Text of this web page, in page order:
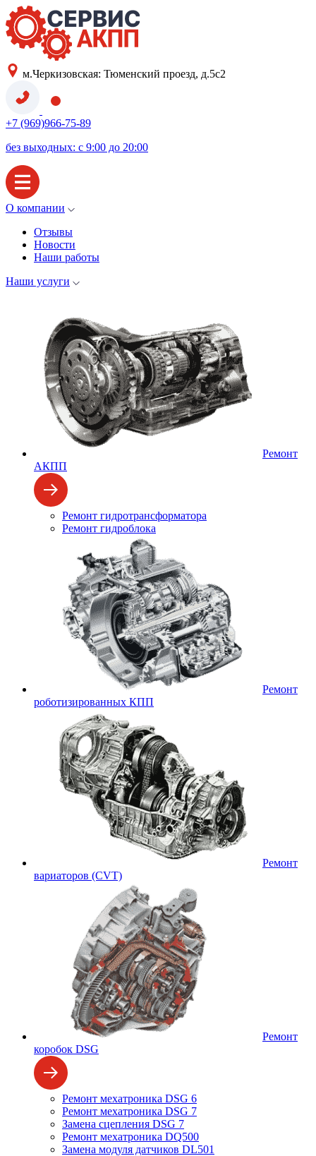
м.Черкизовская: Тюменский проезд, д.5с2
+7 (969)966-75-89
без выходных: с 9:00 до 20:00
О компании
Отзывы
Новости
Наши работы
Наши услуги
Ремонт
АКПП
Ремонт гидротрансформатора
Ремонт гидроблока
Ремонт
роботизированных КПП
Ремонт
вариаторов (CVT)
Ремонт
коробок DSG
Ремонт мехатроника DSG 6
Ремонт мехатроника DSG 7
Замена сцепления DSG 7
Ремонт мехатроника DQ500
Замена модуля датчиков DL501